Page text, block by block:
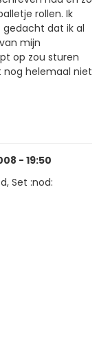
rollen. Ik
dat ik al
mijn
op zou sturen
nog helemaal niet
- 19:50
Set :nod: